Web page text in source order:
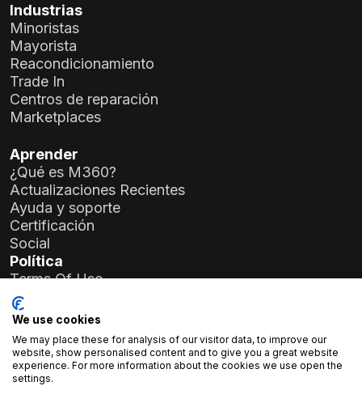
Industrias
Minoristas
Mayorista
Reacondicionamiento
Trade In
Centros de reparación
Marketplaces
Aprender
¿Qué es M360?
Actualizaciones Recientes
Ayuda y soporte
Certificación
Social
Política
Terms Of Use
Privacy Policy
General Data Protection Regulation (GDPR)
Detalles de la Empresa
Atlas Soft Ltd.
Calle Prielle Kornélia 19-35
We use cookies
We may place these for analysis of our visitor data, to improve our
website, show personalised content and to give you a great website
experience. For more information about the cookies we use open the
settings.